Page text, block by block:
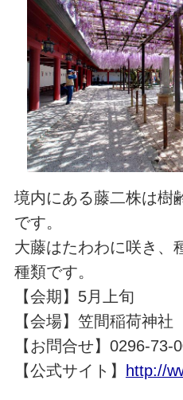
境内にある藤二株は樹
です。
大藤はたわわに咲き、
種類です。
【会期】5月上旬
【会場】笠間稲荷神社
【お問合せ】0296-73-
【公式サイト】
http://